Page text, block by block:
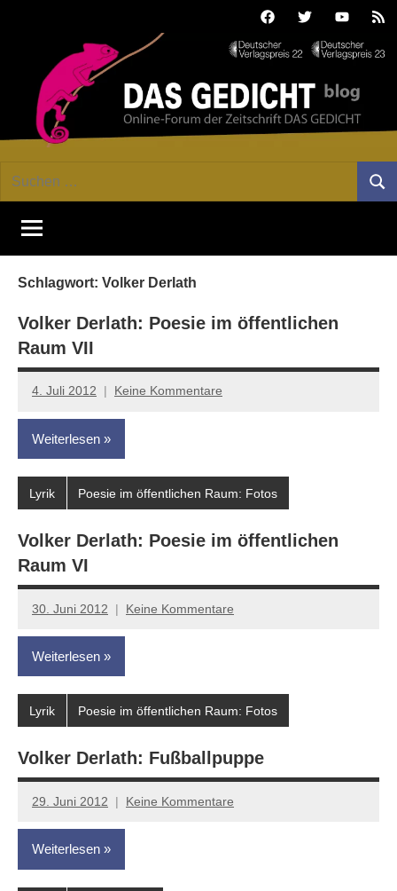
FacebookTwitterYoutube
GEDICHT
blog
Forum
von
DAS
Essay
Kritik
Suchen
Schlagwort: Volker Derlath
Volker Derlath: Poesie im öffentlichen
Raum VII
4. Juli 2012
Anton
G.
Leitner
Keine Kommentare
Weiterlesen
Lyrik Poesie im öffentlichen Raum: Fotos
Volker Derlath: Poesie im öffentlichen
Raum VI
30. Juni 2012
Anton
G.
Leitner
Keine Kommentare
Weiterlesen
Lyrik Poesie im öffentlichen Raum: Fotos
Volker Derlath: Fußballpuppe
29. Juni 2012
Anton
G.
Leitner
Keine Kommentare
Weiterlesen